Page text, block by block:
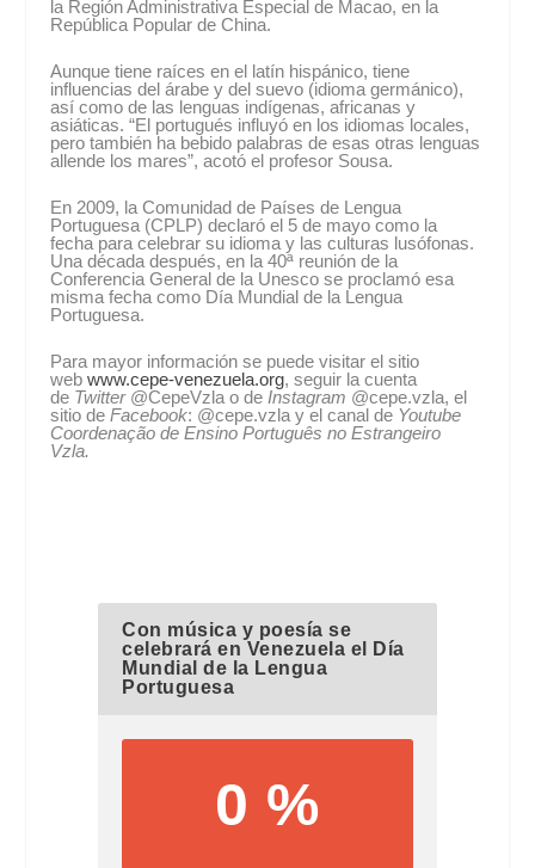
la Región Administrativa Especial de Macao, en la
República Popular de China.
Aunque tiene raíces en el latín hispánico, tiene
influencias del árabe y del suevo (idioma germánico),
así como de las lenguas indígenas, africanas y
asiáticas. “El portugués influyó en los idiomas locales,
pero también ha bebido palabras de esas otras lenguas
allende los mares”, acotó el profesor Sousa.
En 2009, la Comunidad de Países de Lengua
Portuguesa (CPLP) declaró el 5 de mayo como la
fecha para celebrar su idioma y las culturas lusófonas.
Una década después, en la 40ª reunión de la
Conferencia General de la Unesco se proclamó esa
misma fecha como Día Mundial de la Lengua
Portuguesa.
Para mayor información se puede visitar el sitio
webwww.cepe-venezuela.org, seguir la cuenta
de Twitter@CepeVzla o de Instagram @cepe.vzla, el
sitio deFacebook: @cepe.vzla y el canal de Youtube
Coordenação de Ensino Português no Estrangeiro
Vzla.
Con música y poesía se
celebrará en Venezuela el Día
Mundial de la Lengua
Portuguesa
0 %